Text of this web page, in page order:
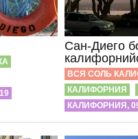
Сан-Диего
ВСЯ СОЛЬ
КАЛИФОРНИЯ
КАЛИФОРНИЯ,